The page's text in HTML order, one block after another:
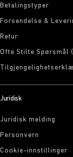
Betalingstyper
Forsendelse &
Retur
Ofte Stilte Spørsmål
Juridisk
Juridisk melding
Personvern
Cookie-innstillinger